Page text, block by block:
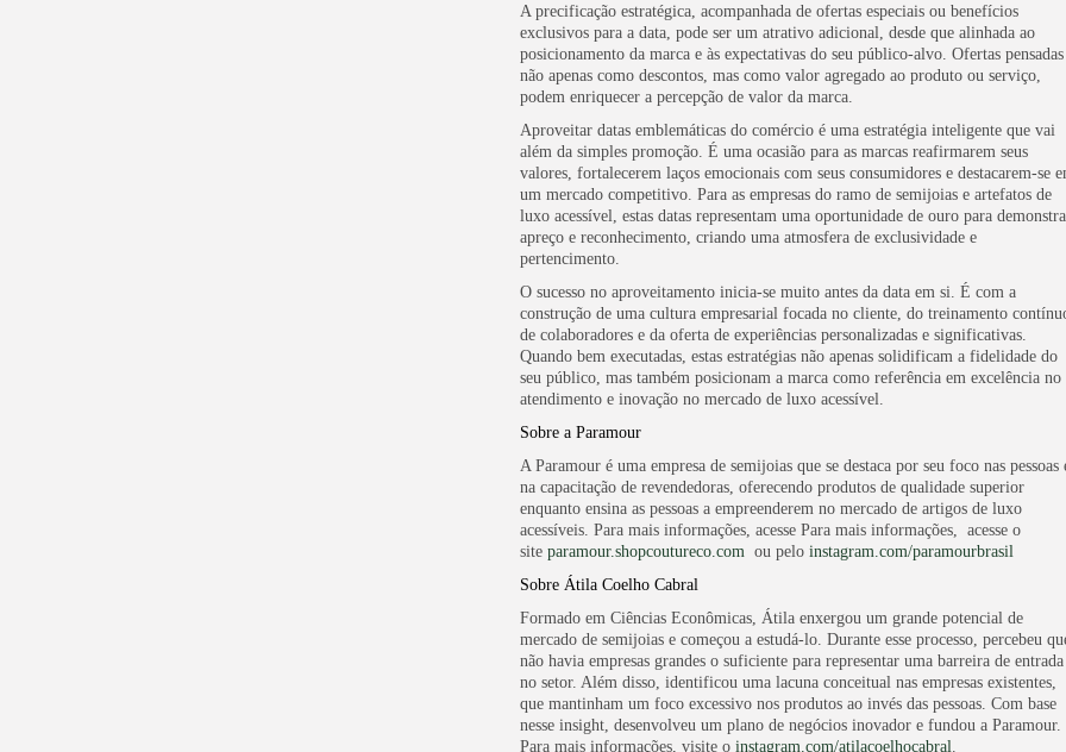
A precificação estratégica, acompanhada de ofertas especiais ou benefícios
exclusivos para a data, pode ser um atrativo adicional, desde que alinhada ao
posicionamento da marca e às expectativas do seu público-alvo. Ofertas pensadas
não apenas como descontos, mas como valor agregado ao produto ou serviço,
podem enriquecer a percepção de valor da marca.
Aproveitar datas emblemáticas do comércio é uma estratégia inteligente que vai
além da simples promoção. É uma ocasião para as marcas reafirmarem seus
valores, fortalecerem laços emocionais com seus consumidores e destacarem-se
um mercado competitivo. Para as empresas do ramo de semijoias e artefatos de
luxo acessível, estas datas representam uma oportunidade de ouro para
apreço e reconhecimento, criando uma atmosfera de exclusividade e
pertencimento.
O sucesso no aproveitamento inicia-se muito antes da data em si. É com a
construção de uma cultura empresarial focada no cliente, do treinamento
de colaboradores e da oferta de experiências personalizadas e significativas.
Quando bem executadas, estas estratégias não apenas solidificam a fidelidade do
seu público, mas também posicionam a marca como referência em excelência no
atendimento e inovação no mercado de luxo acessível.
Sobre a Paramour
A Paramour é uma empresa de semijoias que se destaca por seu foco nas pessoas
na capacitação de revendedoras, oferecendo produtos de qualidade superior
enquanto ensina as pessoas a empreenderem no mercado de artigos de luxo
acessíveis. Para mais informações, acesse Para mais informações, acesse o
site paramour.shopcoutureco.com ou pelo instagram.com/paramourbrasil
Sobre Átila Coelho Cabral
Formado em Ciências Econômicas, Átila enxergou um grande potencial de
mercado de semijoias e começou a estudá-lo. Durante esse processo, percebeu
não havia empresas grandes o suficiente para representar uma barreira de entrada
no setor. Além disso, identificou uma lacuna conceitual nas empresas existentes,
que mantinham um foco excessivo nos produtos ao invés das pessoas. Com base
nesse insight, desenvolveu um plano de negócios inovador e fundou a Paramour.
Para mais informações, visite o instagram.com/atilacoelhocabral.